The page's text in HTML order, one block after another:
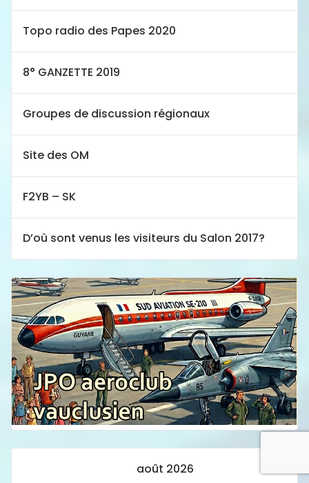
Topo radio des Papes 2020
8° GANZETTE 2019
Groupes de discussion régionaux
Site des OM
F2YB – SK
D’où sont venus les visiteurs du Salon 2017?
août 2026